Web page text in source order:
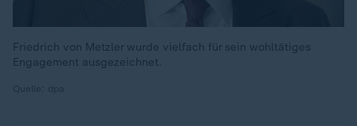
Friedrich von Metzler wurde vielfach für sein wohltätiges
Engagement ausgezeichnet.